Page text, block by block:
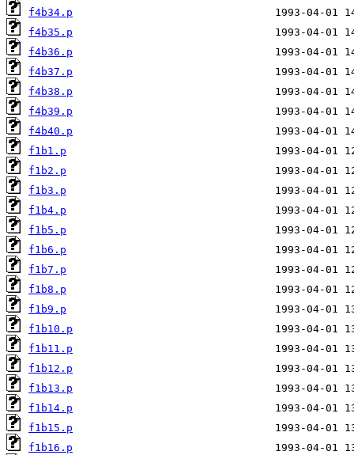
f4b34.p
f4b35.p
f4b36.p
f4b37.p
f4b38.p
f4b39.p
f4b40.p
f1b1.p
f1b2.p
f1b3.p
f1b4.p
f1b5.p
f1b6.p
f1b7.p
f1b8.p
f1b9.p
f1b10.p
f1b11.p
f1b12.p
f1b13.p
f1b14.p
f1b15.p
f1b16.p